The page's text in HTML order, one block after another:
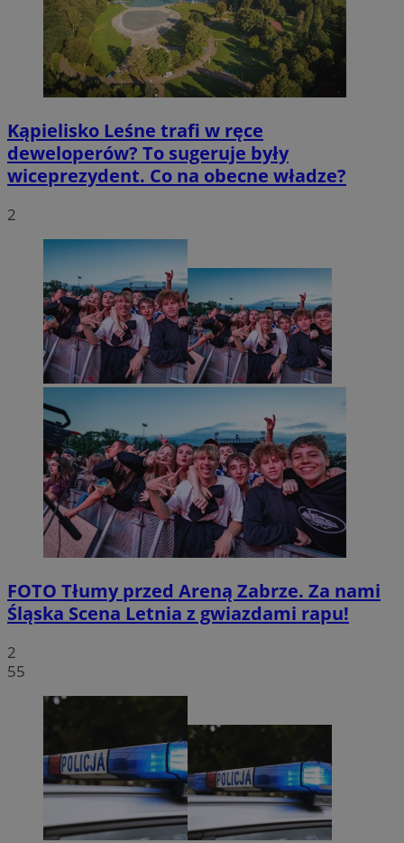
Kąpielisko Leśne trafi w ręce
deweloperów? To sugeruje były
wiceprezydent. Co na obecne władze?
2
FOTO Tłumy przed Areną Zabrze. Za nami
Śląska Scena Letnia z gwiazdami rapu!
2
55